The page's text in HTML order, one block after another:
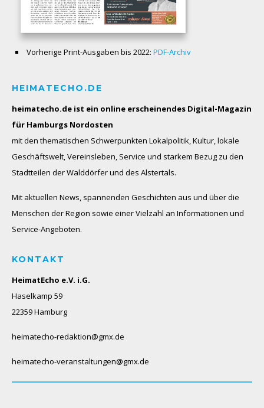
Vorherige Print-Ausgaben bis 2022: PDF-Archiv
HEIMATECHO.DE
heimatecho.de ist ein online erscheinendes Digital-Magazin
für Hamburgs Nordosten
mit den thematischen Schwerpunkten Lokalpolitik, Kultur, lokale
Geschäftswelt, Vereinsleben, Service und starkem Bezug zu den
Stadtteilen der Walddörfer und des Alstertals.
Mit aktuellen News, spannenden Geschichten aus und über die
Menschen der Region sowie einer Vielzahl an Informationen und
Service-Angeboten.
KONTAKT
HeimatEcho e.V. i.G.
Haselkamp 59
22359 Hamburg
heimatecho-redaktion@gmx.de
heimatecho-veranstaltungen@gmx.de